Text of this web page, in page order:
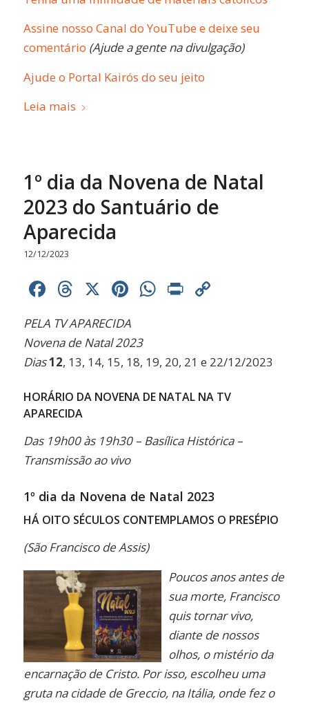
Assine nosso Canal do YouTube e deixe seu
comentário (Ajude a gente na divulgação)
Ajude o Portal Kairós do seu jeito
Leia mais
1º dia da Novena de Natal
2023 do Santuário de
Aparecida
12/12/2023
Facebook
Threads
X Pinterest
WhatsApp
Print
PELA TV APARECIDA
Novena de Natal 2023
Dias12, 13, 14, 15, 18, 19, 20, 21 e 22/12/2023
HORÁRIO DA NOVENA DE NATAL NA TV
APARECIDA
Das 19h00 às 19h30 – Basílica Histórica –
Transmissão ao vivo
1º dia da Novena de Natal 2023
HÁ OITO SÉCULOS CONTEMPLAMOS O PRESÉPIO
(São Francisco de Assis)
Poucos anos antes de
sua morte, Francisco
quis tornar vivo,
diante de nossos
olhos, o mistério da
encarnação de Cristo. Por isso, escolheu uma
gruta na cidade de Greccio, na Itália, onde fez o